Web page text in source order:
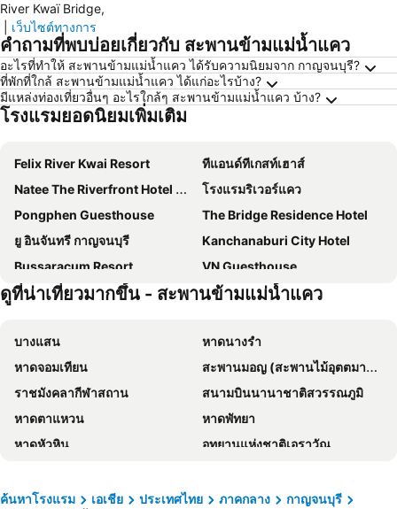
River Kwaï Bridge,
เว็บไซต์ทางการ
คำถามที่พบบ่อยเกี่ยวกับ สะพานข้ามแม่น้ำแคว
อะไรที่ทำให้ สะพานข้ามแม่น้ำแคว ได้รับความนิยมจาก กาญจนบุรี?
ที่พักที่ใกล้ สะพานข้ามแม่น้ำแคว ได้แก่อะไรบ้าง?
มีแหล่งท่องเที่ยวอื่นๆ อะไรใกล้ๆ สะพานข้ามแม่น้ำแคว บ้าง?
โรงแรมยอดนิยมเพิ่มเติม
Felix River Kwai Resort
ทีแอนด์ทีเกสท์เฮาส์
Natee The Riverfront Hotel Kanchanaburi
โรงแรมริเวอร์แคว
Pongphen Guesthouse
The Bridge Residence Hotel
ยู อินจันทรี กาญจนบุรี
Kanchanaburi City Hotel
Bussaracum Resort
VN Guesthouse
Thai Guesthouse
Hop Inn Kanchanaburi
Historykan Kanchanaburi Hotel
Tarnsiri Boutique Resort
Makan Resort
Inchantreedoopool
คนาอัน เกสท์เฮาส์ แอนด์ โฮมสเตย์
นิตา ราฟท์ เฮาส์
ชูการ์ เคน เกสต์เฮาส์ 1
River Kwai View Hotel Kanchanaburi
BY Hotel Kanchanaburi
The Zeit River Kwai
บ้านสวนจันทร์
Chez Bure - Bure Homestay
ดูที่น่าเที่ยวมากขึ้น - สะพานข้ามแม่น้ำแคว
บางแสน
หาดนางรำ
หาดจอมเทียน
สะพานมอญ (สะพานไม้อุตตมานุสรณ์)
ราชมังคลากีฬาสถาน
สนามบินนานาชาติสวรรณภูมิ
หาดตาแหวน
หาดพัทยา
หาดหัวหิน
อุทยานแห่งชาติเอราวัณ
สังขละบุรี
รามคำแหง
ค้นหาโรงแรม เอเชีย ประเทศไทย ภาคกลาง
กาญจนบุรี